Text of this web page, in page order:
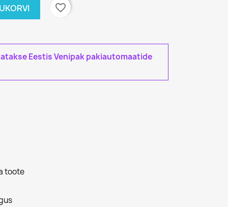
favorite_border
Eestis Venipak pakiautomaatide
toote